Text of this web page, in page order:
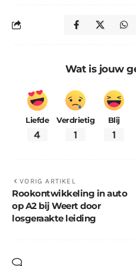
Wat is jouw
Liefde
4
Verdrietig
1
Blij
1
VORIG ARTIKEL
Rookontwikkeling in auto
op A2 bij Weert door
losgeraakte leiding